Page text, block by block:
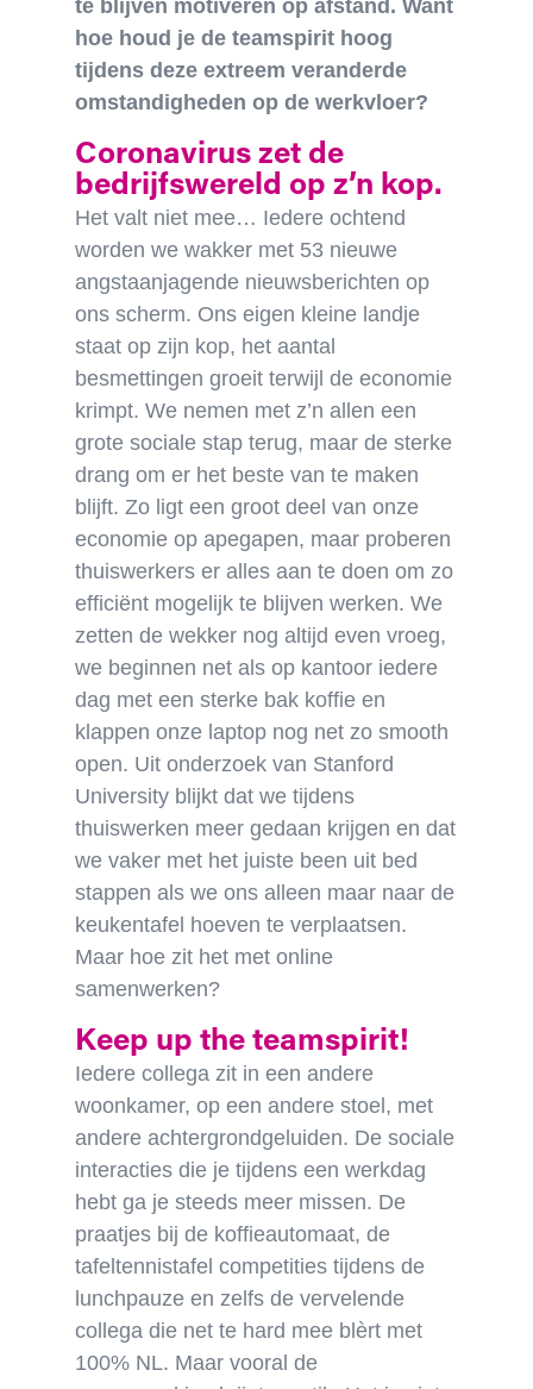
te blijven motiveren op afstand. Want
hoe houd je de teamspirit hoog
tijdens deze extreem veranderde
omstandigheden op de werkvloer?
Coronavirus zet de
bedrijfswereld op z’n kop.
Het valt niet mee… Iedere ochtend
worden we wakker met 53 nieuwe
angstaanjagende nieuwsberichten op
ons scherm. Ons eigen kleine landje
staat op zijn kop, het aantal
besmettingen groeit terwijl de economie
krimpt. We nemen met z’n allen een
grote sociale stap terug, maar de sterke
drang om er het beste van te maken
blijft. Zo ligt een groot deel van onze
economie op apegapen, maar proberen
thuiswerkers er alles aan te doen om zo
efficiënt mogelijk te blijven werken. We
zetten de wekker nog altijd even vroeg,
we beginnen net als op kantoor iedere
dag met een sterke bak koffie en
klappen onze laptop nog net zo smooth
open. Uit onderzoek van Stanford
University blijkt dat we tijdens
thuiswerken meer gedaan krijgen en dat
we vaker met het juiste been uit bed
stappen als we ons alleen maar naar de
keukentafel hoeven te verplaatsen.
Maar hoe zit het met online
samenwerken?
Keep up the teamspirit!
Iedere collega zit in een andere
woonkamer, op een andere stoel, met
andere achtergrondgeluiden. De sociale
interacties die je tijdens een werkdag
hebt ga je steeds meer missen. De
praatjes bij de koffieautomaat, de
tafeltennistafel competities tijdens de
lunchpauze en zelfs de vervelende
collega die net te hard mee blèrt met
100% NL. Maar vooral de